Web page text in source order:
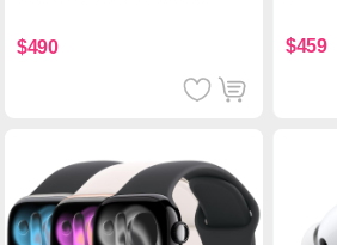
$490 $459